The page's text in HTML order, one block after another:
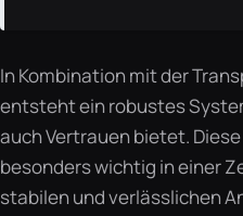
In Kombination mit der
entsteht ein robustes
auch Vertrauen bietet.
besonders wichtig in einer
stabilen und verlässlichen